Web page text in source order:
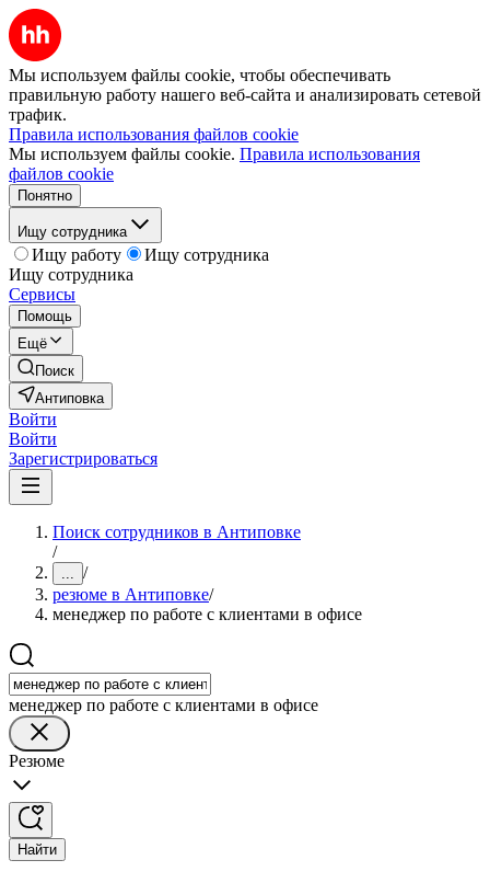
Мы используем файлы cookie, чтобы обеспечивать
правильную работу нашего веб-сайта и анализировать сетевой
трафик.
Правила использования файлов cookie
Мы используем файлы cookie. Правила использования
файлов cookie
Понятно
Ищу сотрудника
Ищу работу
Ищу сотрудника
Ищу сотрудника
Сервисы
Помощь
Ещё
Поиск
Антиповка
Войти
Войти
Зарегистрироваться
Поиск сотрудников в Антиповке
/
... /
резюме в Антиповке/
менеджер по работе с клиентами в офисе
менеджер по работе с клиентами в офисе
Резюме
Найти